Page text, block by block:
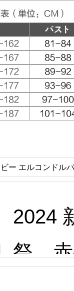
ー エルコンドル
2024
祭 赤